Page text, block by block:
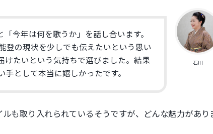
石川
今年は何を歌うか」 を話し合います。
登の現状を少しでも伝えたいという思い
けたいという気持ちで選びました。結果
手として本当に嬉しかったです。
も取り入れられている そうですが、どんな魅力があり